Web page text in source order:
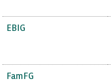
EBIG
FamFG